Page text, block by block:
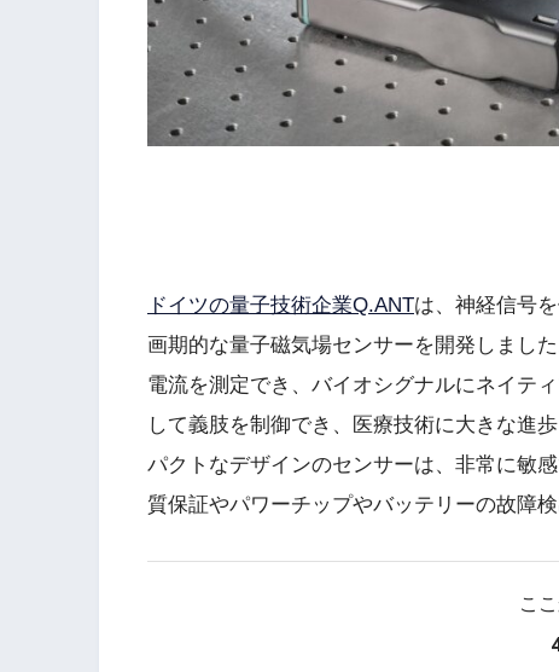
ドイツの量子技術企業Q.ANTは、神経信号
画期的な量子磁気場センサーを開発しまし
電流を測定でき、バイオシグナルにネイテ
して義肢を制御でき、医療技術に大きな進
パクトなデザインのセンサーは、非常に敏
質保証やパワーチップやバッテリーの故障
こ